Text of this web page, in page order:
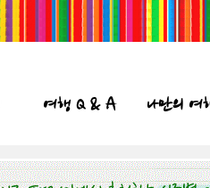
여행 Q & A 나만의 여